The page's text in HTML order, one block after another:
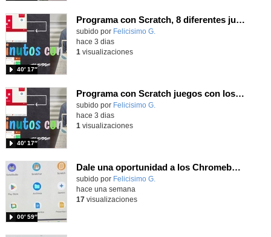
Programa con Scratch, 8 diferentes juegos para vivir la emoción de los partidos de España en el mundial 2026
Contenido educativo.
subido por Felicisimo G.
40′ 17″
hace 3 dias
1 visualizaciones
Programa con Scratch juegos con los partidos del mundial 2026 ganados por España
Contenido educativo.
subido por Felicisimo G.
40′ 17″
hace 3 dias
1 visualizaciones
Dale una oportunidad a los Chromebooks y utiliza un proyector para realizar talleres si no tienes pantallas táctiles
Contenido educativo.
subido por Felicisimo G.
00′ 59″
hace una semana
17visualizaciones